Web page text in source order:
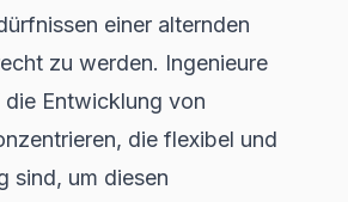
einer alternden
zu werden. Ingenieure
die Entwicklung von
die flexibel und
sind, um diesen